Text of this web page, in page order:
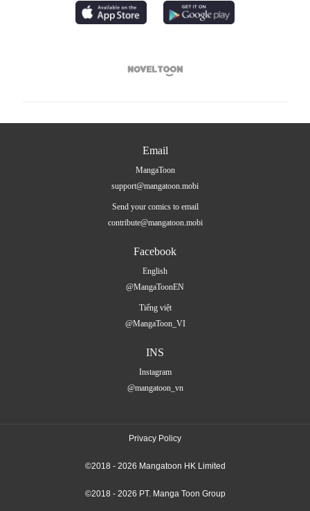

Email
MangaToon
support@mangatoon.mobi
Send your comics to email
contribute@mangatoon.mobi
Facebook
English
@MangaToonEN
Tiếng việt
@MangaToon_VI
INS
Instagram
@mangatoon_vn
Privacy Policy
©2018 - 2026 Mangatoon HK Limited
©2018 - 2026 PT. Manga Toon Group